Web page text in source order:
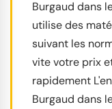
Burgaud dans
utilise des
suivant les
vite votre prix
rapidement
Burgaud dans